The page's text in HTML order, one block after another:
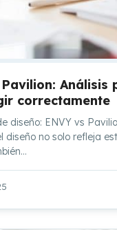
Pavilion: Análisis
correctamente
diseño: ENVY vs
diseño no solo refleja